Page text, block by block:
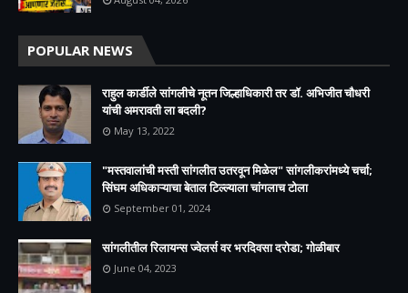
POPULAR NEWS
राहुल कार्डीले सांगलीचे नूतन जिल्हाधिकारी तर डॉ. अभिजीत चौधरी
यांची अमरावती ला बदली?
May 13, 2022
"मस्तवालांची मस्ती सांगलीत उतरवून मिळेल" सांगलीकरांमध्ये चर्चा;
सिंघम अधिकाऱ्याचा बेताल टिल्ल्याला चांगलाच टोला
September 01, 2024
सांगलीतील रिलायन्स ज्वेलर्स वर भरदिवसा दरोडा; गोळीबार
June 04, 2023